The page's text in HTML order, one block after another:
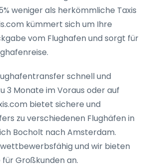
weniger als herkömmliche Taxis
kümmert sich um Ihre
vom Flughafen und sorgt für
schnell und
3 Monate im Voraus oder auf
bietet sichere und
zu verschiedenen Flughäfen in
Bocholt nach Amsterdam.
wettbewerbsfähig und wir bieten
Großkunden an.